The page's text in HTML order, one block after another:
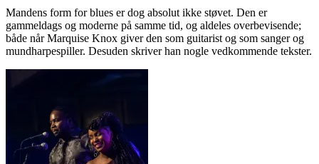
Mandens form for blues er dog absolut ikke støvet. Den er
gammeldags og moderne på samme tid, og aldeles overbevisende;
både når Marquise Knox giver den som guitarist og som sanger og
mundharpespiller. Desuden skriver han nogle vedkommende tekster.